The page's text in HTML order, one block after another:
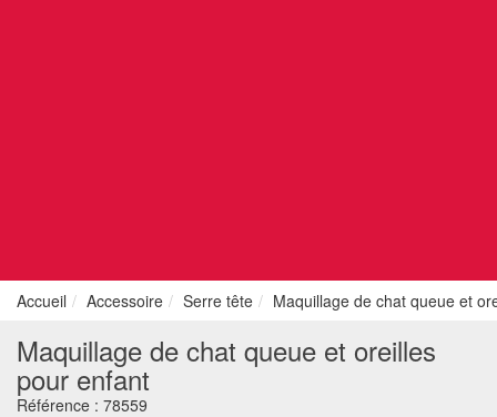
Accueil Accessoire Serre tête Maquillage de chat queue et
Maquillage de chat queue et oreilles
pour enfant
Référence : 78559